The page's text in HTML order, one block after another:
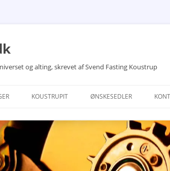
og alting, skrevet af Svend Fasting Koustrup
KOUSTRUPIT ØNSKESEDLER